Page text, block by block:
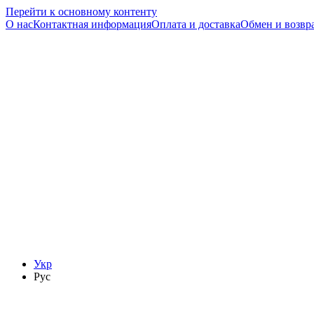
Перейти к основному контенту
О насКонтактная информацияОплата и доставкаОбмен и
Укр
Рус